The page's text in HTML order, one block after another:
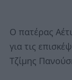
Ο πατέρας
για τις
Τζίμης